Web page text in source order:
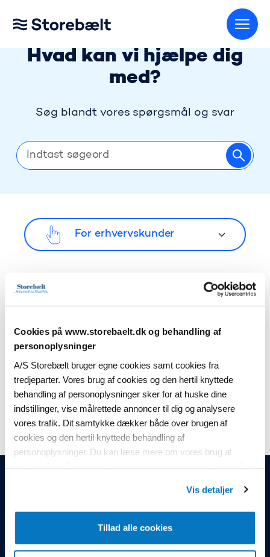
Cookies på www.storebaelt.dk og behandling af
personoplysninger
A/S Storebælt bruger egne cookies samt cookies fra
tredjeparter. Vores brug af cookies og den hertil knyttede
behandling af personoplysninger sker for at huske dine
indstillinger, vise målrettede annoncer til dig og analysere
vores trafik. Dit samtykke dækker både over brugen af
cookies og den hertil knyttede behandling af
personoplysninger. Du kan læse mere om vores brug af
Du kan til enhver tid ændre eller tilbagekalde dit samtykke ved
at klikke på “Ændring af dit samtykke” i vores cookiepolitik.
Vis detaljer
Tillad alle cookies
Hvad kan vi hjælpe dig
med?
Søg blandt vores spørgsmål og svar
Go to pageFor erhvervskunder
For erhvervskunder
Hvordan får vi Grøn rabat på
Storebæltsbroen?
Hvordan ændrer vi oplysningerne på vores
erhvervsaftale?
Nyheder & Presse
Om Storebælt